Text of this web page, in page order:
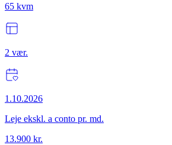
65 kvm
2 vær.
1.10.2026
Leje ekskl. a conto pr. md.
13.900 kr.